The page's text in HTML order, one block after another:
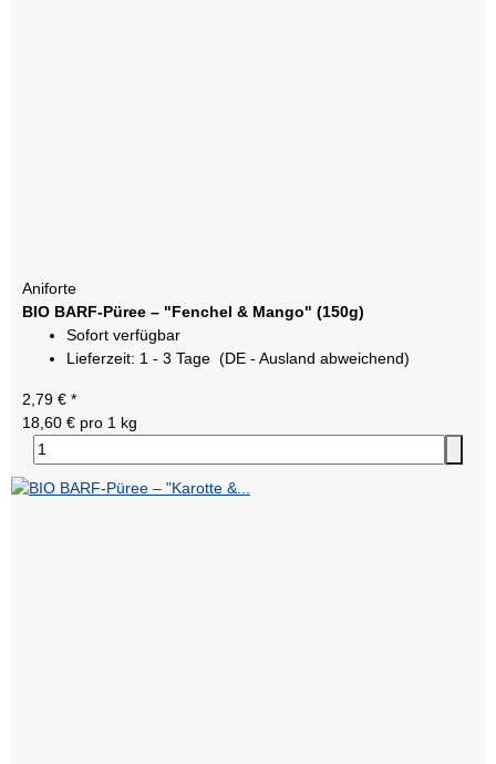
Aniforte
BIO BARF-Püree – "Fenchel & Mango" (150g)
Sofort verfügbar
Lieferzeit: 1 - 3 Tage (DE - Ausland abweichend)
2,79 € *
18,60 € pro 1 kg